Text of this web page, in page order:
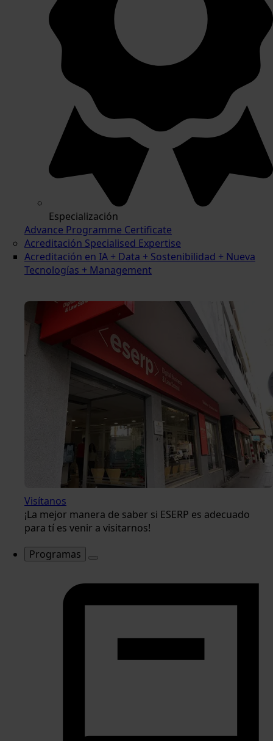
Especialización
Advance Programme Certificate
Acreditación Specialised Expertise
Acreditación en IA + Data + Sostenibilidad + Nueva
Tecnologías + Management
Visítanos
¡La mejor manera de saber si ESERP es adecuado
para tí es venir a visitarnos!
Programas